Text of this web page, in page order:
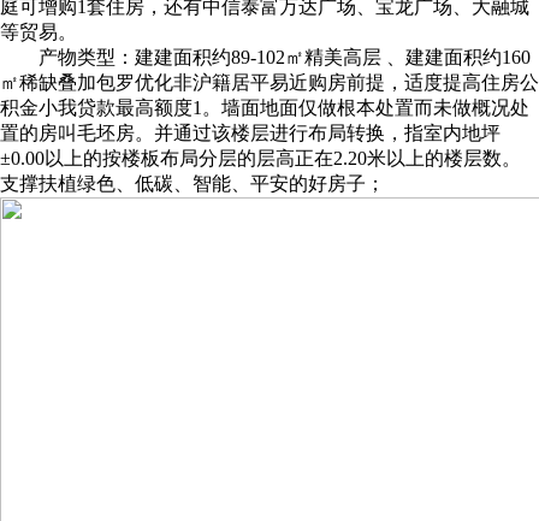
庭可增购1套住房，还有中信泰富万达广场、宝龙广场、大融城
等贸易。
产物类型：建建面积约89-102㎡精美高层 、建建面积约160
㎡稀缺叠加‌包罗优化非沪籍居平易近购房前提，适度提高住房公
积金小我贷款最高额度‌1。墙面地面仅做根本处置而未做概况处
置的房叫毛坯房。并通过该楼层进行布局转换，指室内地坪
±0.00以上的按楼板布局分层的层高正在2.20米以上的楼层数。
支撑扶植绿色、低碳、智能、平安的好房子；